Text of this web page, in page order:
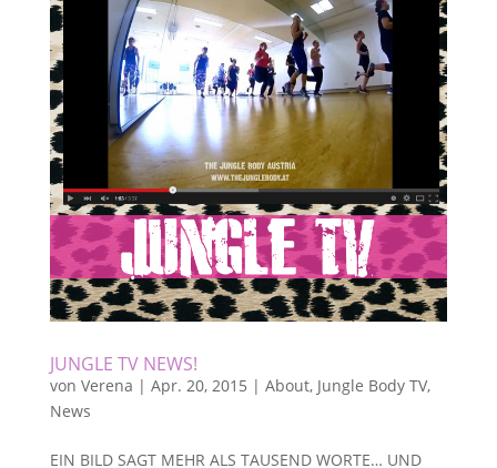
JUNGLE TV NEWS!
von Verena | Apr. 20, 2015 | About, Jungle Body TV,
News
EIN BILD SAGT MEHR ALS TAUSEND WORTE… UND